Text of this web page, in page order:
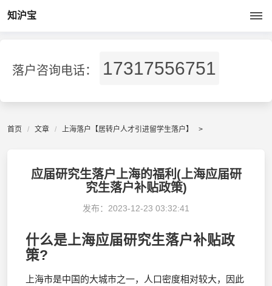
知沪宝
落户咨询电话： 17317556751
首页 文章 上海落户【居转户人才引进留学生落户】 >
应届研究生落户上海的福利(上海应届研
究生落户补贴政策)
发布： 2023-12-23 03:32:41
什么是上海应届研究生落户补贴政
策?
上海市是中国的大城市之一，人口密度相对较大，因此